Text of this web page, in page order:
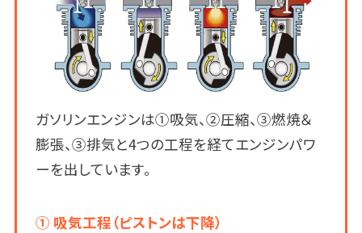
ガソリンエンジンは①吸気、②圧縮、③燃焼＆
膨張、③排気と4つの工程を経てエンジンパワ
ーを出しています。
① 吸気工程（ピストンは下降）